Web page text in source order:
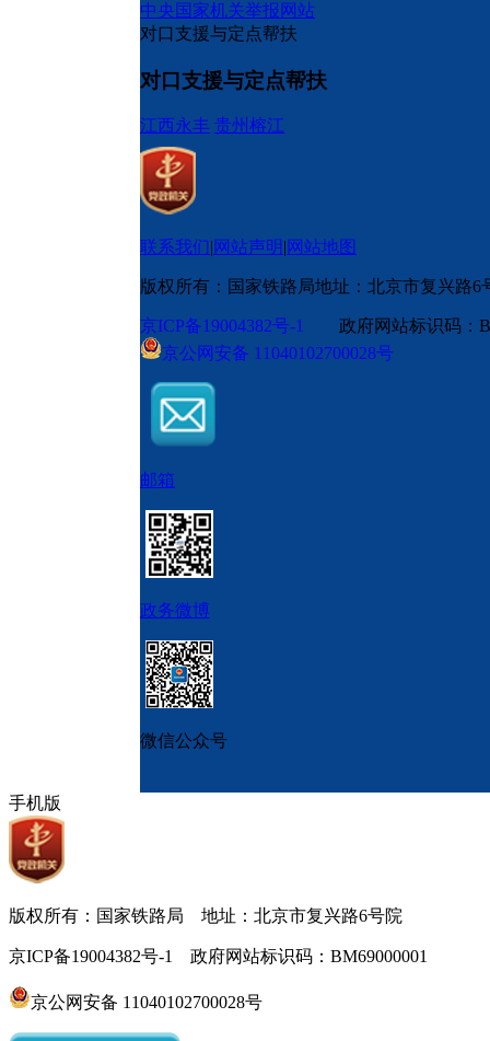
中央国家机关举报网站
对口支援与定点帮扶
对口支援与定点帮扶
江西永丰 贵州榕江
联系我们 网站声明 网站地图
版权所有：国家铁路局地址：北京市复兴路6
京ICP备19004382号-1 政府网站标识码
京公网安备 11040102700028号
邮箱
政务微博
微信公众号
手机版
版权所有：国家铁路局 地址：北京市复兴路6号院
京ICP备19004382号-1 政府网站标识码：BM69000001
京公网安备 11040102700028号